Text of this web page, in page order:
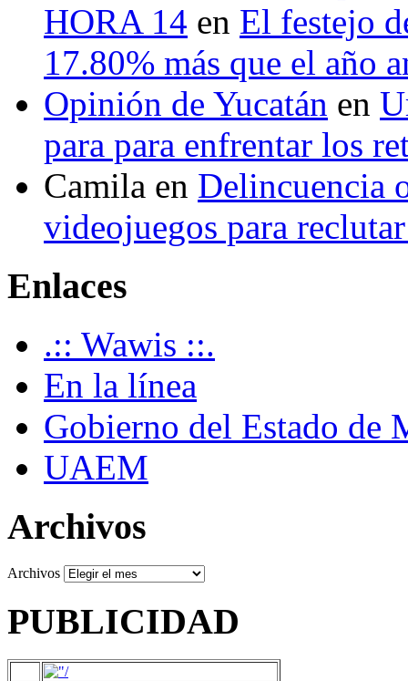
HORA 14 en El festejo
17.80% más que el año
Opinión de Yucatán en
para para enfrentar los
Camila en Delincuencia
videojuegos para
Enlaces
.:: Wawis ::.
En la línea
Gobierno del Estado de
UAEM
Archivos
Archivos
PUBLICIDAD